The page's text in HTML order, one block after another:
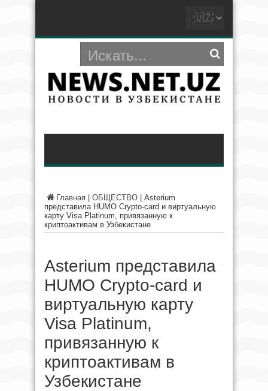
Главная ОБЩЕСТВО
Asterium
представила HUMO Crypto-card и виртуальную
карту Visa Platinum, привязанную к
криптоактивам в Узбекистане
Asterium представила
HUMO Crypto-card и
виртуальную карту
Visa Platinum,
привязанную к
криптоактивам в
Узбекистане